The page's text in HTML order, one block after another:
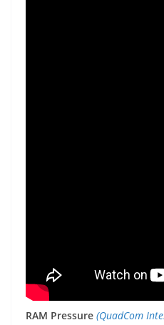
RAM Pressure (QuadCom